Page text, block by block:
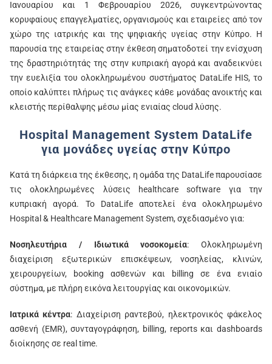
Ιανουαρίου και 1 Φεβρουαρίου 2026, συγκεντρώνοντας
κορυφαίους επαγγελματίες, οργανισμούς και εταιρείες από τον
χώρο της ιατρικής και της ψηφιακής υγείας στην Κύπρο. Η
παρουσία της εταιρείας στην έκθεση σηματοδοτεί την ενίσχυση
της δραστηριότητάς της στην κυπριακή αγορά και αναδεικνύει
την ευελιξία του ολοκληρωμένου συστήματος DataLife HIS, το
οποίο καλύπτει πλήρως τις ανάγκες κάθε μονάδας ανοικτής και
κλειστής περίθαλψης μέσω μίας ενιαίας cloud λύσης.
Hospital Management System DataLife
για μονάδες υγείας στην Κύπρο
Κατά τη διάρκεια της έκθεσης, η ομάδα της DataLife παρουσίασε
τις ολοκληρωμένες λύσεις healthcare software για την
κυπριακή αγορά. Το DataLife αποτελεί ένα ολοκληρωμένο
Hospital & Healthcare Management System, σχεδιασμένο για:
Nοσηλευτήρια / Ιδιωτικά νοσοκομεία: Ολοκληρωμένη
διαχείριση εξωτερικών επισκέψεων, νοσηλείας, κλινών,
χειρουργείων, booking ασθενών και billing σε ένα ενιαίο
σύστημα, με πλήρη εικόνα λειτουργίας και οικονομικών.
Iατρικά κέντρα: Διαχείριση ραντεβού, ηλεκτρονικός φάκελος
ασθενή (EMR), συνταγογράφηση, billing, reports και dashboards
διοίκησης σε real time.